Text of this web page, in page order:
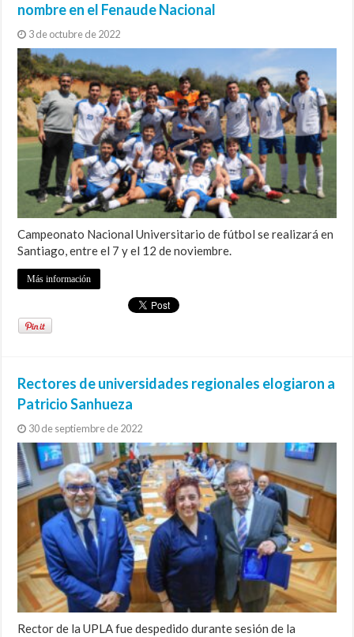
nombre en el Fenaude Nacional
3 de octubre de 2022
Campeonato Nacional Universitario de fútbol se realizará en
Santiago, entre el 7 y el 12 de noviembre.
Más información
Rectores de universidades regionales elogiaron a
Patricio Sanhueza
30 de septiembre de 2022
Rector de la UPLA fue despedido durante sesión de la